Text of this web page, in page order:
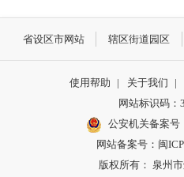
省设区市网站 辖区街道园区
使用帮助 | 关于我们 |
网站标识码：
公安机关备案号
网站备案号：闽
版权所有： 泉州